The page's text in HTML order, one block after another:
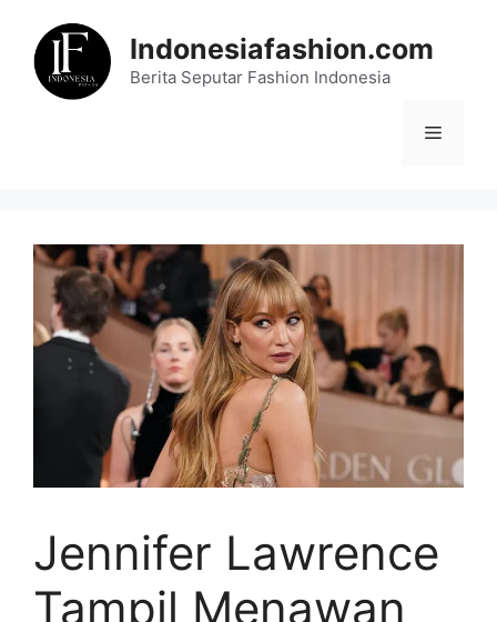
content
Indonesiafashion.com
Berita Seputar Fashion Indonesia
Menu
Jennifer Lawrence
Tampil Menawan